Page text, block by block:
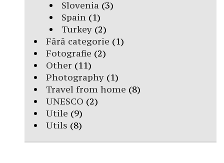
Slovenia (3)
Spain(1)
Turkey(2)
Fără categorie (1)
Fotografie (2)
Other (11)
Photography (1)
Travel from home (8)
UNESCO (2)
Utile (9)
Utils (8)